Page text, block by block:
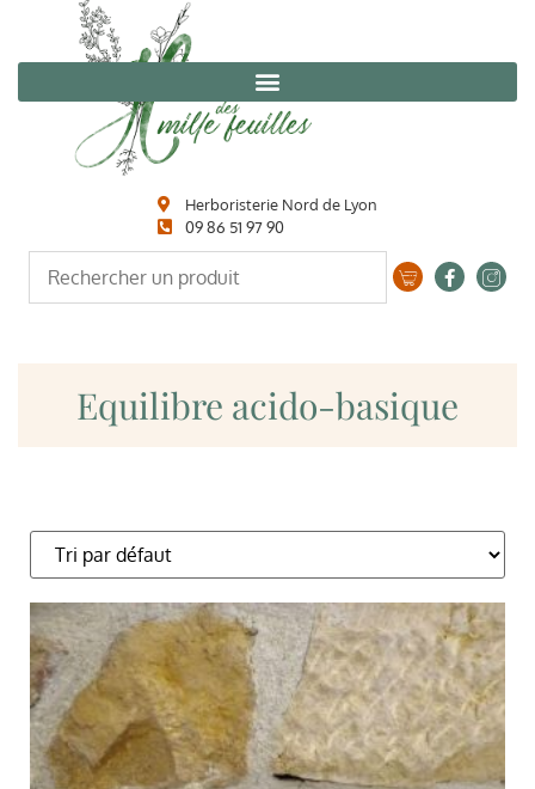
Herboristerie Nord de Lyon
09 86 51 97 90
Equilibre acido-basique